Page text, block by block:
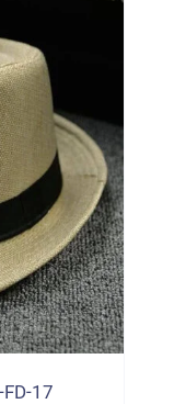
17